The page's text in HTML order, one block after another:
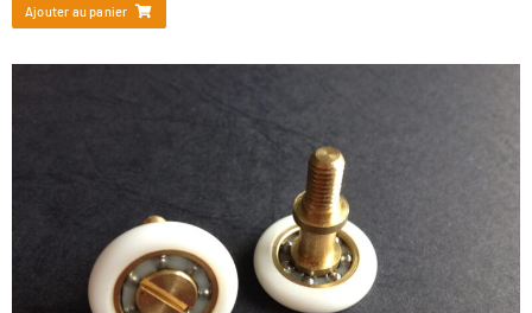
Ajouter au panier